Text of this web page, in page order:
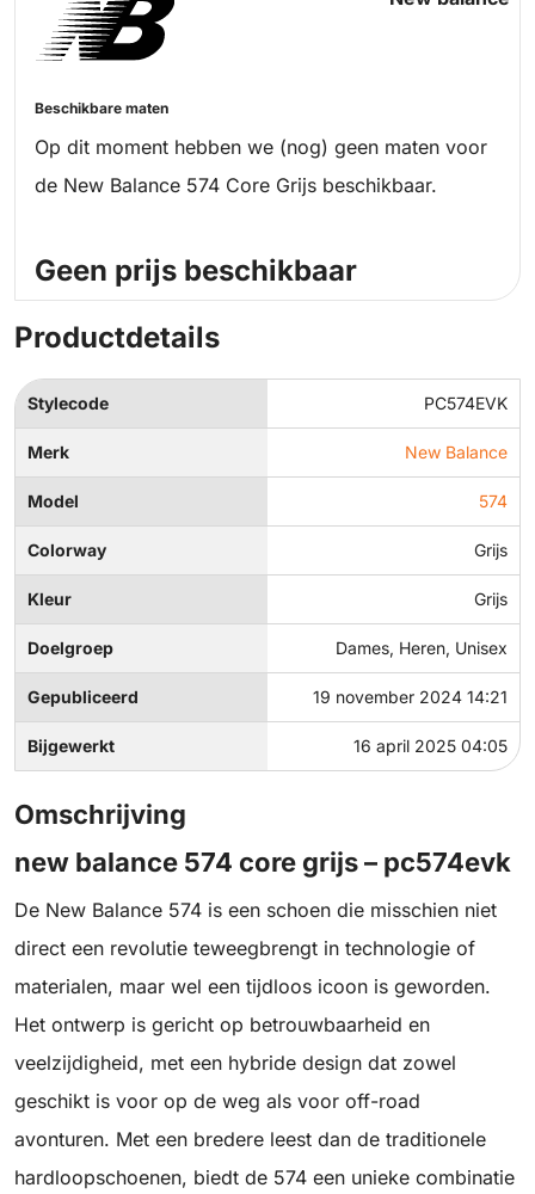
Beschikbare maten
Op dit moment hebben we (nog) geen maten voor
de New Balance 574 Core Grijs beschikbaar.
Geen prijs beschikbaar
Productdetails
Stylecode PC574EVK
Merk New Balance
Model 574
Colorway Grijs
Kleur Grijs
Doelgroep Dames, Heren, Unisex
Gepubliceerd 19 november 2024 14:21
Bijgewerkt 16 april 2025 04:05
Omschrijving
new balance 574 core grijs – pc574evk
De New Balance 574 is een schoen die misschien niet
direct een revolutie teweegbrengt in technologie of
materialen, maar wel een tijdloos icoon is geworden.
Het ontwerp is gericht op betrouwbaarheid en
veelzijdigheid, met een hybride design dat zowel
geschikt is voor op de weg als voor off-road
avonturen. Met een bredere leest dan de traditionele
hardloopschoenen, biedt de 574 een unieke combinatie